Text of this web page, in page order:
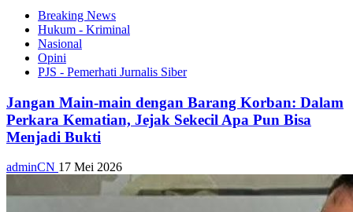
Breaking News
Hukum - Kriminal
Nasional
Opini
PJS - Pemerhati Jurnalis Siber
Jangan Main-main dengan Barang Korban: Dalam
Perkara Kematian, Jejak Sekecil Apa Pun Bisa
Menjadi Bukti
adminCN 17 Mei 2026